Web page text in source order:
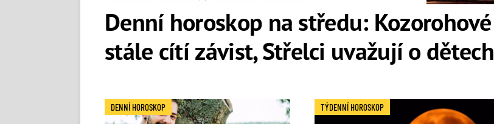
Denní horoskop na středu: Kozorohové
stále cítí závist, Střelci uvažují o dětech
DENNÍ HOROSKOP TÝDENNÍ HOROSKOP